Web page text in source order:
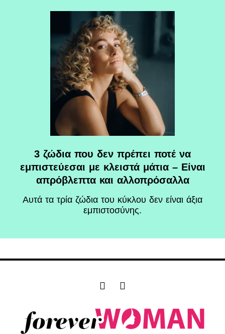
3 ζώδια που δεν πρέπει ποτέ να
εμπιστεύεσαι με κλειστά μάτια – Είναι
απρόβλεπτα και αλλοπρόσαλλα
Αυτά τα τρία ζώδια του κύκλου δεν είναι άξια
εμπιστοσύνης.
F
e
b
I
t
a